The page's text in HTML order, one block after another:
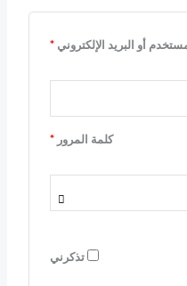
أو البريد الإلكتروني *
كلمة المرور *
تذكرني